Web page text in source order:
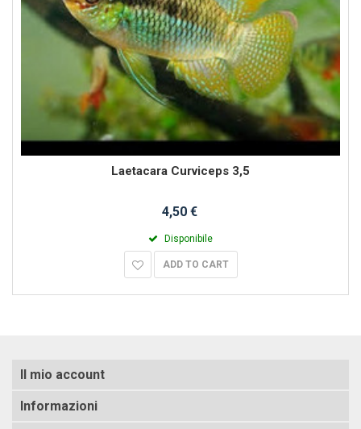
Laetacara Curviceps 3,5
4,50 €
Disponibile
ADD TO CART
Il mio account
Informazioni